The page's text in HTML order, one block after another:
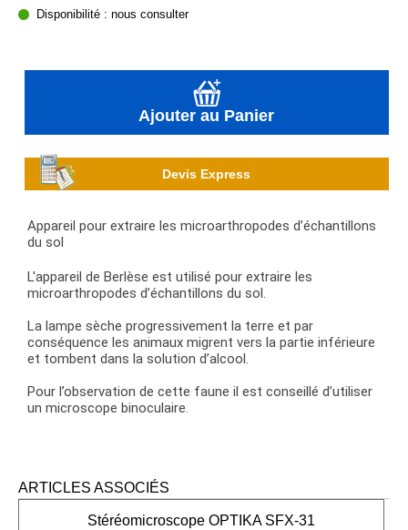
Disponibilité : nous consulter
Ajouter au Panier
Devis Express
Appareil pour extraire les microarthropodes d’échantillons
du sol
L'appareil de Berlèse est utilisé pour extraire les
microarthropodes d’échantillons du sol.
La lampe sèche progressivement la terre et par
conséquence les animaux migrent vers la partie inférieure
et tombent dans la solution d’alcool.
Pour l’observation de cette faune il est conseillé d’utiliser
un microscope binoculaire.
ARTICLES ASSOCIÉS
Stéréomicroscope OPTIKA SFX-31